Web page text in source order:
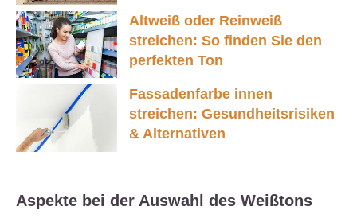
Altweiß oder Reinweiß
streichen: So finden Sie den
perfekten Ton
Fassadenfarbe innen
streichen: Gesundheitsrisiken
& Alternativen
Aspekte bei der Auswahl des Weißtons